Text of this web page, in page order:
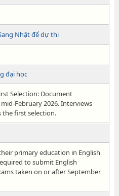
Nhật để dự thi
đại học
Selection: Document
February 2026. Interviews
the first selection.
primary education in English
to submit English
taken on or after September